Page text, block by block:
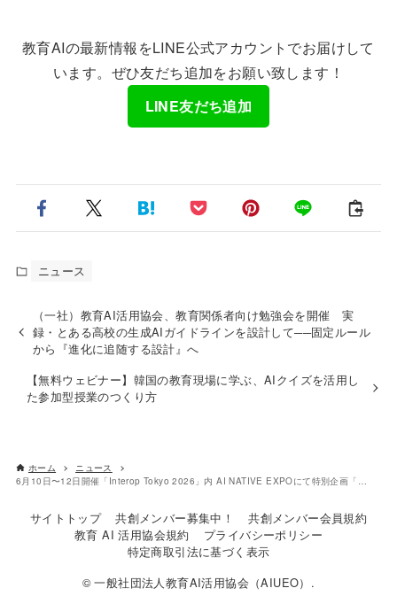
教育AIの最新情報をLINE公式アカウントでお届けして
います。ぜひ友だち追加をお願い致します！
LINE友だち追加
ニュース
（一社）教育AI活用協会、教育関係者向け勉強会を開催 実
録・とある高校の生成AIガイドラインを設計して──固定ルール
から『進化に追随する設計』へ
【無料ウェビナー】韓国の教育現場に学ぶ、AIクイズを活用し
た参加型授業のつくり方
ホーム
ニュース
6月10日〜12日開催「Interop Tokyo 2026」内 AI NATIVE EXPOにて特別企画「教育AIサミット」開催決定
サイトトップ 共創メンバー募集中！
共創メンバー会員規約
教育 AI 活用協会規約
プライバシーポリシー
特定商取引法に基づく表示
© 一般社団法人教育AI活用協会（AIUEO）.